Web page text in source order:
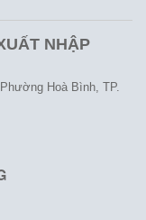
NHẬP
Hoà Bình, TP.